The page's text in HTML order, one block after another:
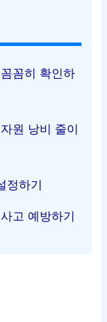
꼼히 확인하
원 낭비 줄이
정하기
고 예방하기